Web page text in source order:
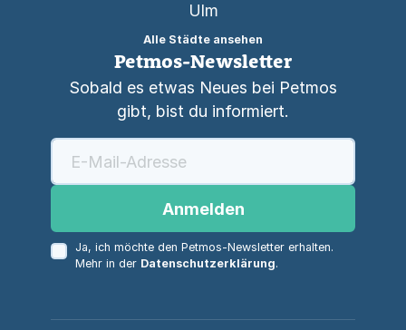
Ulm
Alle Städte ansehen
Petmos-Newsletter
Sobald es etwas Neues bei Petmos
gibt, bist du informiert.
Anmelden
Ja, ich möchte den Petmos-Newsletter erhalten.
Mehr in der Datenschutzerklärung.